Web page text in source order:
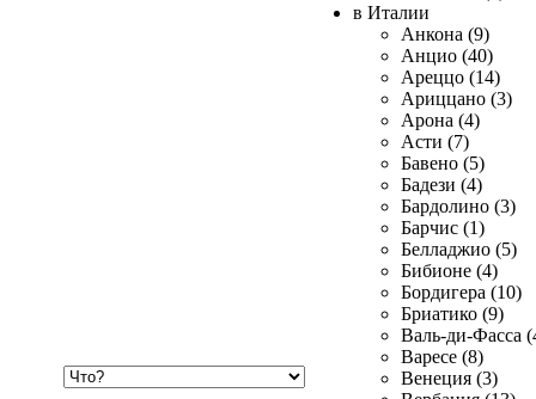
в Италии
Анкона (9)
Анцио (40)
Ареццо (14)
Ариццано (3)
Арона (4)
Асти (7)
Бавено (5)
Бадези (4)
Бардолино (3)
Барчис (1)
Белладжио (5)
Бибионе (4)
Бордигера (10)
Бриатико (9)
Валь-ди-Фасса
Варесе (8)
Венеция (3)